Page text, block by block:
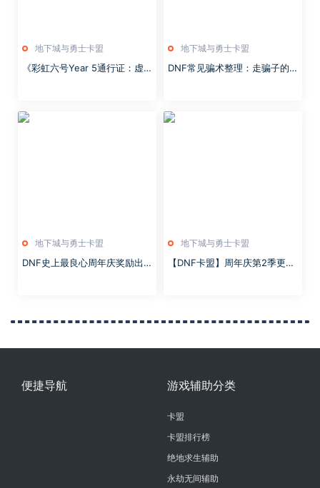
地下城与勇士卡盟
《彩虹六号Year 5通行证：虚
地下城与勇士卡盟
DNF常见骗术整理：走骗子的
地下城与勇士卡盟
DNF史上最良心周年庆奖励出
地下城与勇士卡盟
【DNF卡盟】周年庆第2季更
便捷导航 游戏辅助分类
卡盟
卡盟排行榜
绝地求生辅助
永劫无间辅助